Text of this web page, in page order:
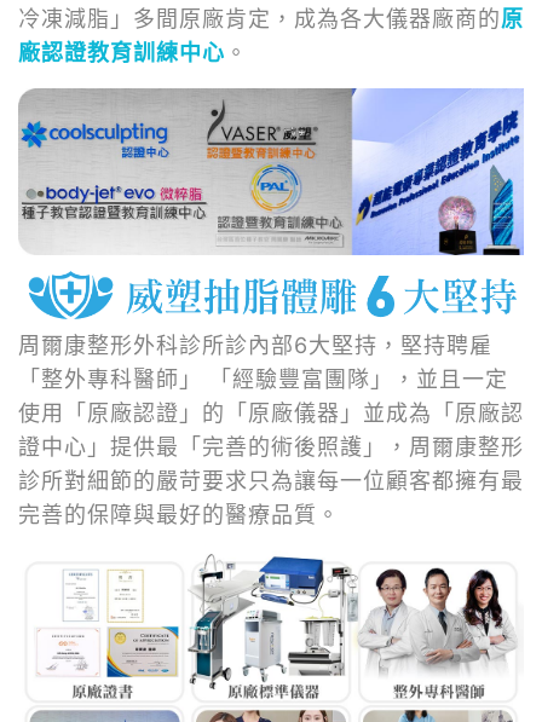
冷凍減脂」多間原廠肯定，成為各大儀器廠商的原
廠認證教育訓練中心 。
周爾康整形外科診所診內部6大堅持，堅持聘雇
「整外專科醫師」 「經驗豐富團隊」，並且一定
使用「原廠認證」的「原廠儀器」並成為「原廠認
證中心」提供最「完善的術後照護」，周爾康整形
診所對細節的嚴苛要求只為讓每一位顧客都擁有最
完善的保障與最好的醫療品質。